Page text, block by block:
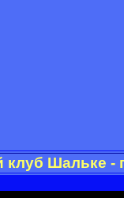
Шальке -